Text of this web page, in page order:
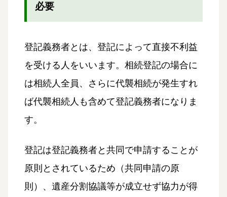
必要
登記義務者とは、登記によって直接不利益
を受ける人をいいます。相続登記の場合に
は相続人全員、さらに代襲相続が発生すれ
ば代襲相続人も含めて登記義務者になりま
す。
登記は登記義務者と共同で申請することが
原則とされているため（共同申請の原
則）、遺産分割協議等が成立せず協力が得